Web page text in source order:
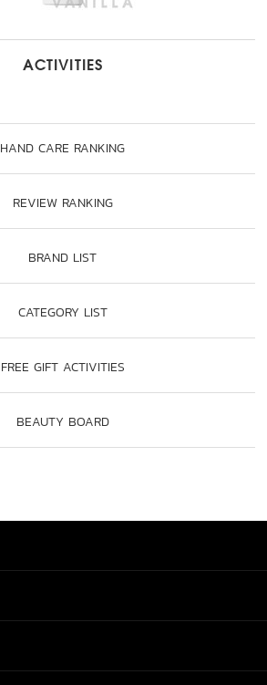
ACTIVITIES
HAND CARE RANKING
REVIEW RANKING
BRAND LIST
CATEGORY LIST
FREE GIFT ACTIVITIES
BEAUTY BOARD